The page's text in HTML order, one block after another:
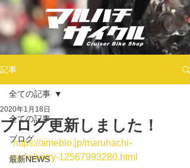
記事
全ての記事
ブログ
最新NEWS
全ての記事
ブログ更新しました！
2020年1月18日
https://ameblo.jp/maruhachi-
cycle/entry-12567993280.html